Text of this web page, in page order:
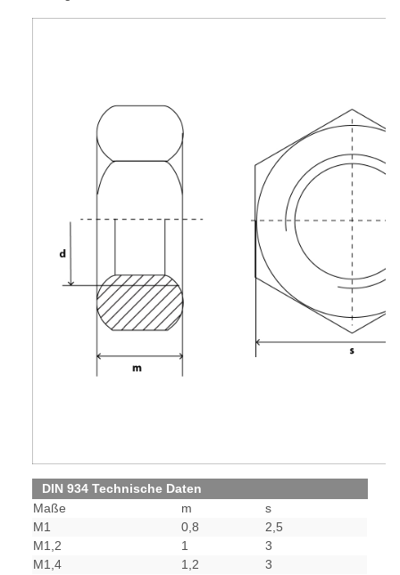
DIN 934 Technische Daten
Maße
m
s
M1
0,8
2,5
M1,2
1
3
M1,4
1,2
3